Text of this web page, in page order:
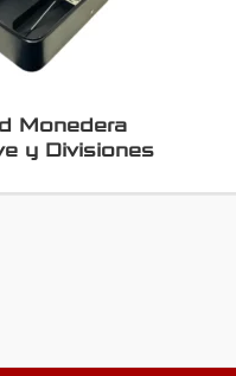
Monedera
y Divisiones